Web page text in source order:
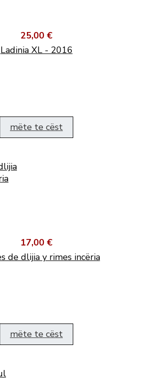
25,00 €
Ladinia XL - 2016
mëte te cëst
17,00 €
de dlijia y rimes incëria
mëte te cëst